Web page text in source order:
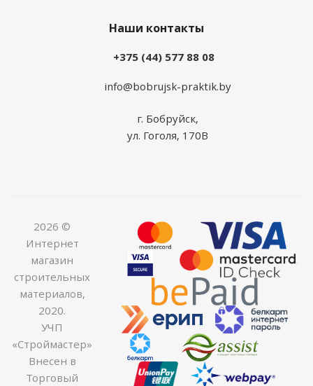
Наши контакты
+375 (44) 577 88 08
info@bobrujsk-praktik.by
г. Бобруйск,
ул. Гоголя, 170В
2026 ©
Интернет
магазин
строительных
материалов,
2020.
УЧП
«Строймастер»
Внесен в
Торговый